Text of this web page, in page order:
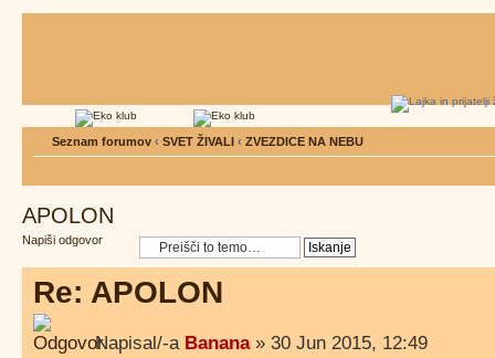
Seznam forumov ‹ SVET ŽIVALI ‹ ZVEZDICE NA NEBU
APOLON
Napiši odgovor
Re: APOLON
Napisal/-a Banana» 30 Jun 2015, 12:49